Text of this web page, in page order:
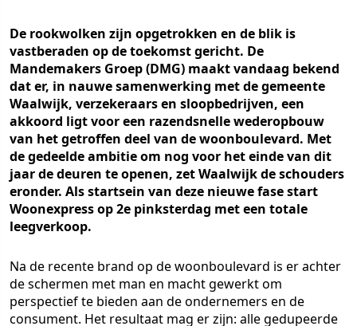
De rookwolken zijn opgetrokken en de blik is
vastberaden op de toekomst gericht. De
Mandemakers Groep (DMG) maakt vandaag bekend
dat er, in nauwe samenwerking met de gemeente
Waalwijk, verzekeraars en sloopbedrijven, een
akkoord ligt voor een razendsnelle wederopbouw
van het getroffen deel van de woonboulevard. Met
de gedeelde ambitie om nog voor het einde van dit
jaar de deuren te openen, zet Waalwijk de schouders
eronder. Als startsein van deze nieuwe fase start
Woonexpress op 2e pinksterdag met een totale
leegverkoop.
Na de recente brand op de woonboulevard is er achter
de schermen met man en macht gewerkt om
perspectief te bieden aan de ondernemers en de
consument. Het resultaat mag er zijn: alle gedupeerde